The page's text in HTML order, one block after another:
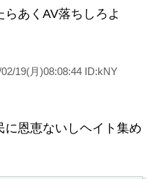
あくAV落ちしろよ
02/19(月)08:08:44 ID:kNY
恩恵ないしヘイト集め